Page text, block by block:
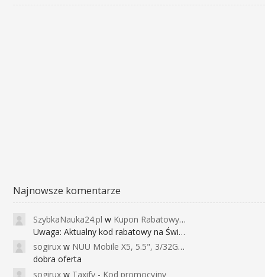
Najnowsze komentarze
SzybkaNauka24.pl w Kupon Rabatowy na Kurs Angielskiego dla Dzieci - FunEnglish
Uwaga: Aktualny kod rabatowy na Święta (
sogirux w NUU Mobile X5, 5.5", 3/32GB, czujnik linii papilarnych, 2950mAh, aparat 13MP za 267zł - Banggood
dobra oferta
sogirux w Taxify - Kod promocyjny